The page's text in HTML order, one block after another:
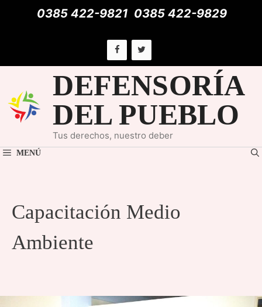
0385 422-9821 0385 422-9829
DEFENSORÍA
DEL PUEBLO
Tus derechos, nuestro deber
MENÚ
Capacitación Medio
Ambiente